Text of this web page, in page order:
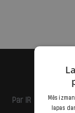
Par IR
Mēs
lapas